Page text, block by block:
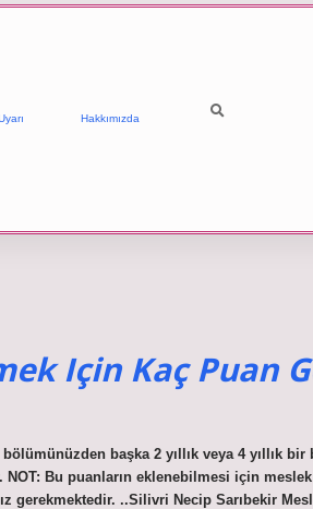
Hakkımızda
Için Kaç Puan
başka 2 yıllık veya 4 yıllık
Bu puanların eklenebilmesi için
gerekmektedir. ..Silivri Necip Sarıbekir